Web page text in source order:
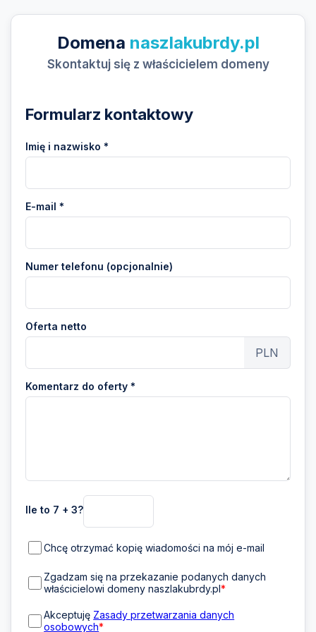
Domena naszlakubrdy.pl
Skontaktuj się z właścicielem domeny
Formularz kontaktowy
Imię i nazwisko *
E-mail *
Numer telefonu (opcjonalnie)
Oferta netto
PLN
Komentarz do oferty *
Ile to 7 + 3?
Chcę otrzymać kopię wiadomości na mój e-mail
Zgadzam się na przekazanie podanych danych
właścicielowi domeny naszlakubrdy.pl*
Akceptuję Zasady przetwarzania danych
osobowych*